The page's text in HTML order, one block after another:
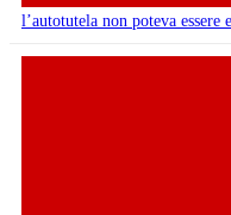
l’autotutela non poteva essere